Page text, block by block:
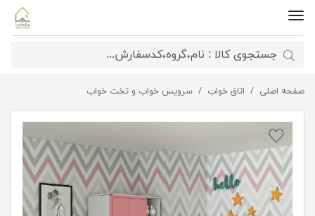
صفحه اصلی اتاق خواب سرویس خواب و تخت خواب سرویس خواب نوزاد رها